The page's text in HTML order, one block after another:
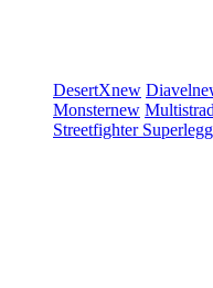
DesertXnew Diavel
Monsternew
Streetfighter